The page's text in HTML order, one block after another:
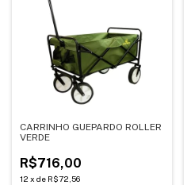
CARRINHO GUEPARDO ROLLER
VERDE
R$716,00
12 x de R$72,56